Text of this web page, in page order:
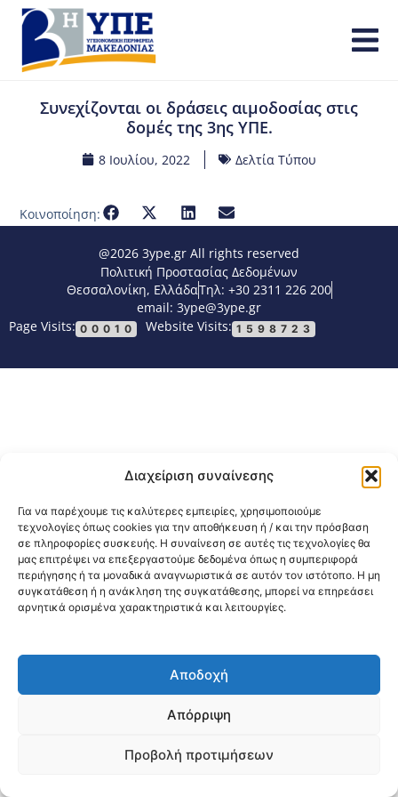
Διαχείριση συναίνεσης
Για να παρέχουμε τις καλύτερες εμπειρίες, χρησιμοποιούμε
τεχνολογίες όπως cookies για την αποθήκευση ή / και την πρόσβαση
σε πληροφορίες συσκευής. Η συναίνεση σε αυτές τις τεχνολογίες θα
μας επιτρέψει να επεξεργαστούμε δεδομένα όπως η συμπεριφορά
περιήγησης ή τα μοναδικά αναγνωριστικά σε αυτόν τον ιστότοπο. Η μη
συγκατάθεση ή η ανάκληση της συγκατάθεσης, μπορεί να επηρεάσει
αρνητικά ορισμένα χαρακτηριστικά και λειτουργίες.
Αποδοχή
Απόρριψη
Προβολή προτιμήσεων
Συνεχίζονται οι δράσεις αιμοδοσίας στις
δομές της 3ης ΥΠΕ.
8 Ιουλίου, 2022 Δελτία Τύπου
Κοινοποίηση:
@2026 3ype.gr All rights reserved
Πολιτική Προστασίας Δεδομένων
Θεσσαλονίκη, ΕλλάδαΤηλ: +30 2311 226 200
email: 3ype@3ype.gr
Page Visits: 00010 Website Visits: 1598723